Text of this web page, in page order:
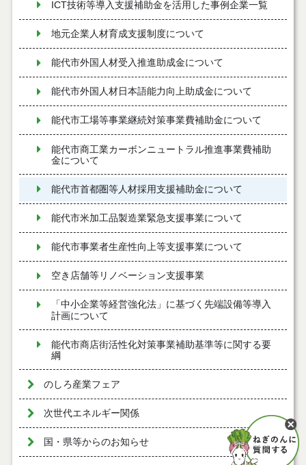
ICT技術等導入支援補助金を活用した事例企業一覧
地元企業人材育成支援制度について
能代市外国人材受入推進助成金について
能代市外国人材日本語能力向上助成金について
能代市工場等事業継続対策事業費補助金について
能代市商工業カーボンニュートラル推進事業費補助
金について
能代市首都圏等人材採用支援補助金について
能代市米加工品製造業緊急支援事業について
能代市事業者生産性向上等支援事業について
空き店舗等リノベーション支援事業
「中小企業等経営強化法」に基づく先端設備等導入
計画について
能代市商店街活性化対策事業補助基準等に関する要
綱
のしろ産業フェア
次世代エネルギー関係
国・県等からのお知らせ